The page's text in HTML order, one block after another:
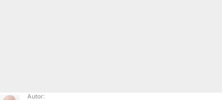
Autor: